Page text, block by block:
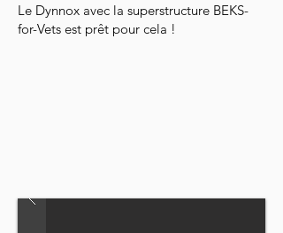
Le Dynnox avec la superstructure BEKS-
for-Vets est prêt pour cela !